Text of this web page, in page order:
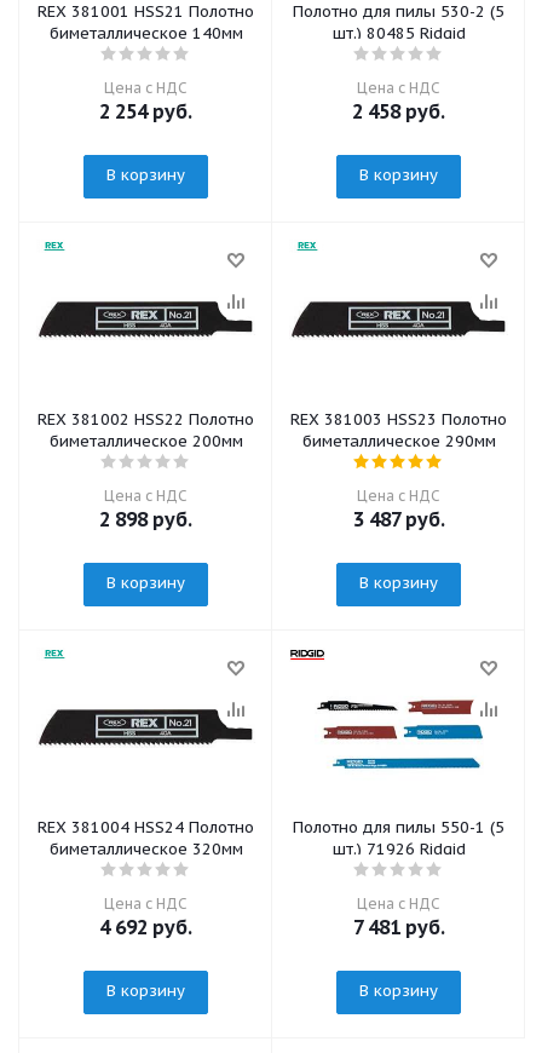
REX 381001 HSS21 Полотно
биметаллическое 140мм
Цена с НДС
2 254руб.
В корзину
Полотно для пилы 530-2 (5
шт.) 80485 Ridgid
Цена с НДС
2 458руб.
В корзину
REX 381002 HSS22 Полотно
биметаллическое 200мм
Цена с НДС
2 898руб.
В корзину
REX 381003 HSS23 Полотно
биметаллическое 290мм
Цена с НДС
3 487руб.
В корзину
REX 381004 HSS24 Полотно
биметаллическое 320мм
Цена с НДС
4 692 руб.
В корзину
Полотно для пилы 550-1 (5
шт.) 71926 Ridgid
Цена с НДС
7 481руб.
В корзину